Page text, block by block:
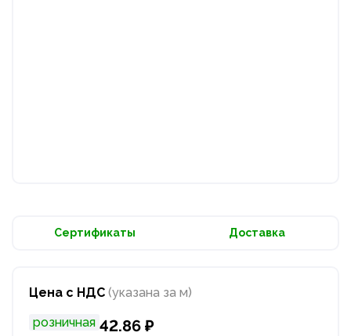
Сертификаты Доставка
Цена с НДС (указана за м)
розничная 42.86 ₽